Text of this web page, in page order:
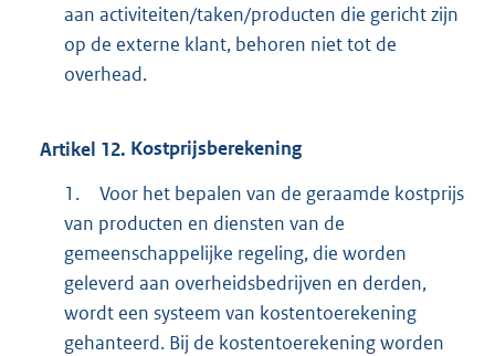
aan activiteiten/taken/producten die gericht zijn
op de externe klant, behoren niet tot de
overhead.
Artikel 12. Kostprijsberekening
1.
Voor het bepalen van de geraamde kostprijs
van producten en diensten van de
gemeenschappelijke regeling, die worden
geleverd aan overheidsbedrijven en derden,
wordt een systeem van kostentoerekening
gehanteerd. Bij de kostentoerekening worden